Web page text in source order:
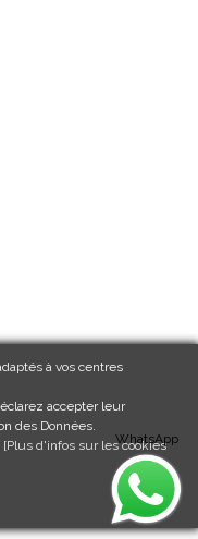
WhatsApp
droits réservés
à vos centres
accepter leur
des Données.
[Plus d'infos sur les cookies